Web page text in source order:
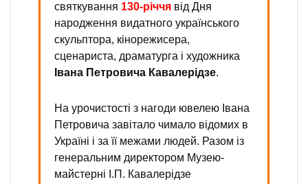
святкування 130-річчя від Дня
народження видатного українського
скульптора, кінорежисера,
сценариста, драматурга і художника
Івана Петровича Кавалерідзе.
На урочистості з нагоди ювелею Івана
Петровича завітало чимало відомих в
Україні і за її межами людей. Разом із
генеральним директором Музею-
майстерні І.П. Кавалерідзе